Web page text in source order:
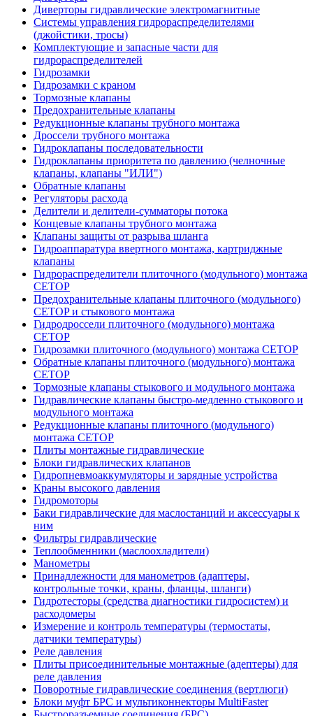
Диверторы гидравлические электромагнитные
Системы управления гидрораспределителями
(джойстики, тросы)
Комплектующие и запасные части для
гидрораспределителей
Гидрозамки
Гидрозамки с краном
Тормозные клапаны
Предохранительные клапаны
Редукционные клапаны трубного монтажа
Дроссели трубного монтажа
Гидроклапаны последовательности
Гидроклапаны приоритета по давлению (челночные
клапаны, клапаны "ИЛИ")
Обратные клапаны
Регуляторы расхода
Делители и делители-сумматоры потока
Концевые клапаны трубного монтажа
Клапаны защиты от разрыва шланга
Гидроаппаратура ввертного монтажа, картриджные
клапаны
Гидрораспределители плиточного (модульного) монтажa
CETOP
Предохранительные клапаны плиточного (модульного)
CETOP и стыкового монтажа
Гидродроссели плиточного (модульного) монтажа
CETOP
Гидрозамки плиточного (модульного) монтажа CETOP
Обратные клапаны плиточного (модульного) монтажа
CETOP
Тормозные клапаны стыкового и модульного монтажа
Гидравлические клапаны быстро-медленно стыкового и
модульного монтажа
Редукционные клапаны плиточного (модульного)
монтажа CETOP
Плиты монтажные гидравлические
Блоки гидравлических клапанов
Гидропневмоаккумуляторы и зарядные устройства
Краны высокого давления
Гидромоторы
Баки гидравлические для маслостанций и аксессуары к
ним
Фильтры гидравлические
Теплообменники (маслоохладители)
Манометры
Принадлежности для манометров (адаптеры,
контрольные точки, краны, фланцы, шланги)
Гидротесторы (средства диагностики гидросистем) и
расходомеры
Измерение и контроль температуры (термостаты,
датчики температуры)
Реле давления
Плиты присоединительные монтажные (адептеры) для
реле давления
Поворотные гидравлические соединения (вертлюги)
Блоки муфт БРС и мультиконнекторы MultiFaster